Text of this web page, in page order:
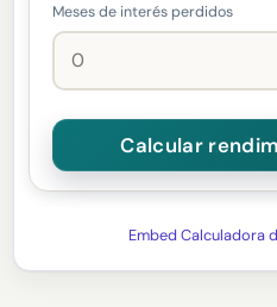
Meses de interés perdidos
Embed Calculadora